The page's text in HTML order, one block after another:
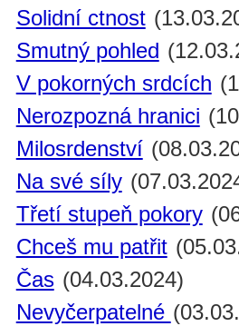
Solidní ctnost
Smutný pohled
V pokorných srdcích
Nerozpozná hranici
Milosrdenství
Na své síly
Třetí stupeň pokory
Chceš mu patřit
Čas (04.03.2024)
Nevyčerpatelné